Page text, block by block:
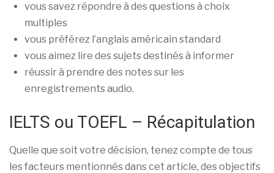
vous savez répondre à des questions à choix
multiples
vous préférez l’anglais américain standard
vous aimez lire des sujets destinés à informer
réussir à prendre des notes sur les
enregistrements audio.
IELTS ou TOEFL – Récapitulation
Quelle que soit votre décision, tenez compte de tous
les facteurs mentionnés dans cet article, des objectifs